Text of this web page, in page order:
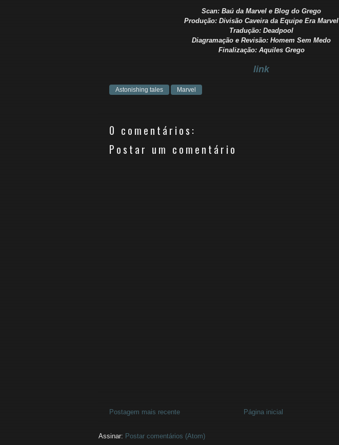
Scan: Baú da Marvel e Blog do Grego
Produção: Divisão Caveira da Equipe Era Marvel
Tradução: Deadpool
Diagramação e Revisão: Homem Sem Medo
Finalização: Aquiles Grego
link
Astonishing tales Marvel
0 comentários:
Postar um comentário
Postagem mais recente Página inicial
Assinar: Postar comentários (Atom)